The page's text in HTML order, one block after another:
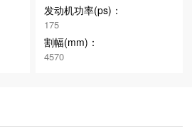
发动机功率(ps)：
175
割幅(mm)：
4570